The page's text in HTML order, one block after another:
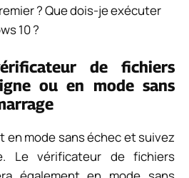
? Que dois-je exécuter
10 ?
de fichiers
ou en mode sans
en mode sans échec et suivez
Le vérificateur de fichiers